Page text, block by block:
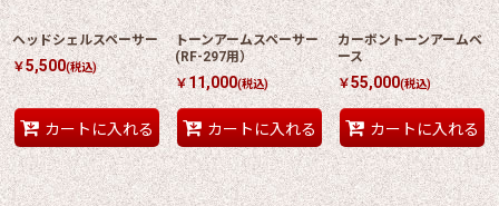
ヘッドシェルスペーサー
￥5,500(税込)
カートに入れる
トーンアームスペーサー
(RF-297用）
￥11,000(税込)
カートに入れる
カーボントーンアームベ
ース
￥55,000(税込)
カートに入れる